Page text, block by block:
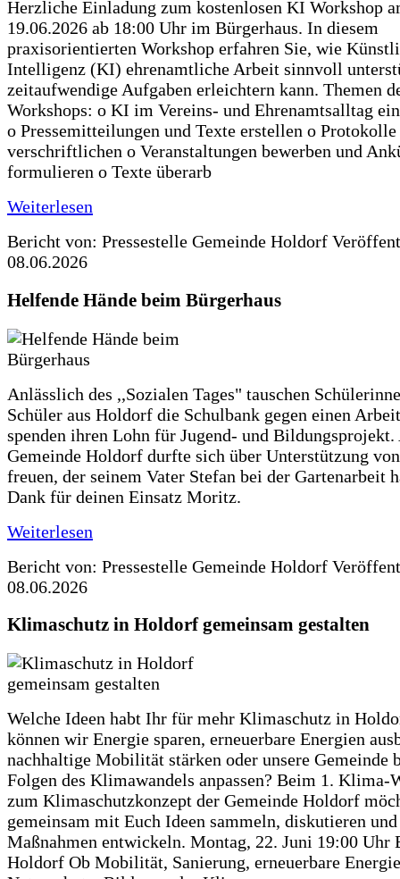
Herzliche Einladung zum kostenlosen KI Workshop
19.06.2026 ab 18:00 Uhr im Bürgerhaus. In diesem
praxisorientierten Workshop erfahren Sie, wie
Intelligenz (KI) ehrenamtliche Arbeit sinnvoll
zeitaufwendige Aufgaben erleichtern kann. Themen
Workshops: o KI im Vereins- und Ehrenamtsalltag
o Pressemitteilungen und Texte erstellen o
verschriftlichen o Veranstaltungen bewerben und
formulieren o Texte überarb
Weiterlesen
Bericht von: Pressestelle Gemeinde Holdorf
08.06.2026
Helfende Hände beim Bürgerhaus
Anlässlich des ,,Sozialen Tages" tauschen
Schüler aus Holdorf die Schulbank gegen einen
spenden ihren Lohn für Jugend- und Bildungsprojekt.
Gemeinde Holdorf durfte sich über Unterstützung
freuen, der seinem Vater Stefan bei der Gartenarbeit
Dank für deinen Einsatz Moritz.
Weiterlesen
Bericht von: Pressestelle Gemeinde Holdorf
08.06.2026
Klimaschutz in Holdorf gemeinsam gestalten
Welche Ideen habt Ihr für mehr Klimaschutz in
können wir Energie sparen, erneuerbare Energien
nachhaltige Mobilität stärken oder unsere Gemeinde
Folgen des Klimawandels anpassen? Beim 1. Klima-
zum Klimaschutzkonzept der Gemeinde Holdorf
gemeinsam mit Euch Ideen sammeln, diskutieren
Maßnahmen entwickeln. Montag, 22. Juni 19:00 Uhr
Holdorf Ob Mobilität, Sanierung, erneuerbare